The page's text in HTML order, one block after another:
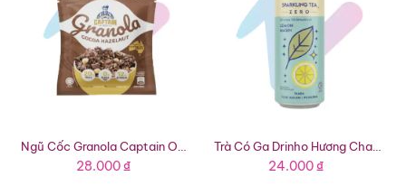
28.000₫ 24.000₫